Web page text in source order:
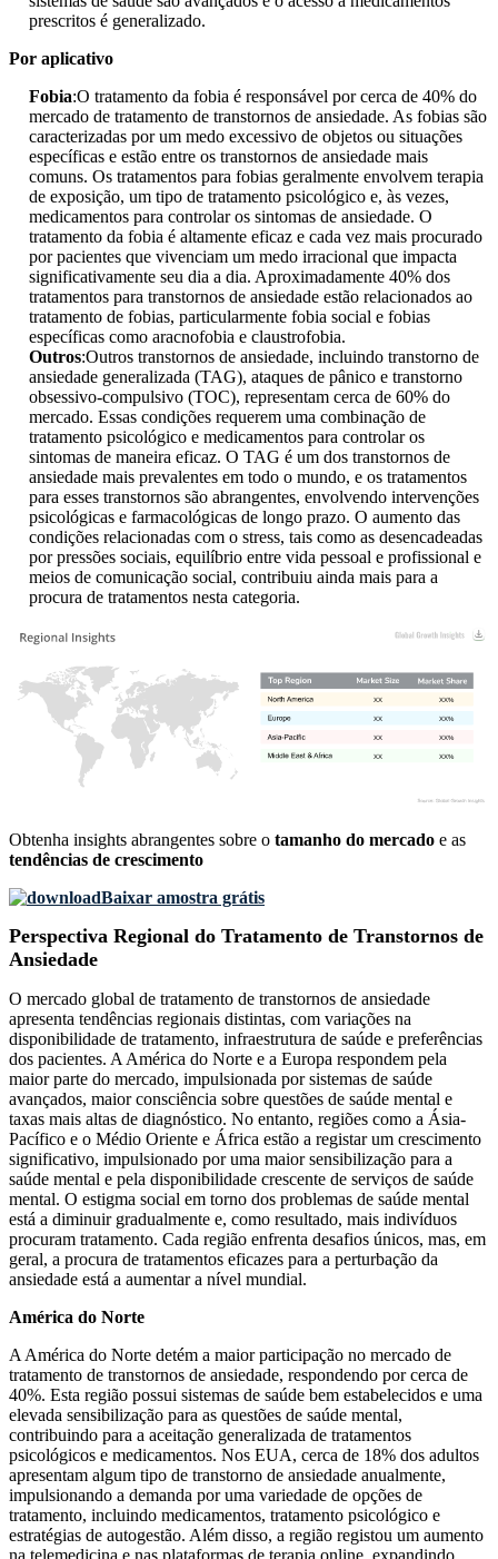
prescritos é generalizado.
Por aplicativo
Fobia:O tratamento da fobia é responsável por cerca de 40% do
mercado de tratamento de transtornos de ansiedade. As fobias são
caracterizadas por um medo excessivo de objetos ou situações
específicas e estão entre os transtornos de ansiedade mais
comuns. Os tratamentos para fobias geralmente envolvem terapia
de exposição, um tipo de tratamento psicológico e, às vezes,
medicamentos para controlar os sintomas de ansiedade. O
tratamento da fobia é altamente eficaz e cada vez mais procurado
por pacientes que vivenciam um medo irracional que impacta
significativamente seu dia a dia. Aproximadamente 40% dos
tratamentos para transtornos de ansiedade estão relacionados ao
tratamento de fobias, particularmente fobia social e fobias
específicas como aracnofobia e claustrofobia.
Outros:Outros transtornos de ansiedade, incluindo transtorno de
ansiedade generalizada (TAG), ataques de pânico e transtorno
obsessivo-compulsivo (TOC), representam cerca de 60% do
mercado. Essas condições requerem uma combinação de
tratamento psicológico e medicamentos para controlar os
sintomas de maneira eficaz. O TAG é um dos transtornos de
ansiedade mais prevalentes em todo o mundo, e os tratamentos
para esses transtornos são abrangentes, envolvendo intervenções
psicológicas e farmacológicas de longo prazo. O aumento das
condições relacionadas com o stress, tais como as desencadeadas
por pressões sociais, equilíbrio entre vida pessoal e profissional e
meios de comunicação social, contribuiu ainda mais para a
procura de tratamentos nesta categoria.
XX%
XX
XX%
XX
XX%
XX
XX%
XX
Obtenha insights abrangentes sobre o tamanho do mercado e as
tendências de crescimento
Baixar amostra grátis
Perspectiva Regional do Tratamento de Transtornos de
Ansiedade
O mercado global de tratamento de transtornos de ansiedade
apresenta tendências regionais distintas, com variações na
disponibilidade de tratamento, infraestrutura de saúde e preferências
dos pacientes. A América do Norte e a Europa respondem pela
maior parte do mercado, impulsionada por sistemas de saúde
avançados, maior consciência sobre questões de saúde mental e
taxas mais altas de diagnóstico. No entanto, regiões como a Ásia-
Pacífico e o Médio Oriente e África estão a registar um crescimento
significativo, impulsionado por uma maior sensibilização para a
saúde mental e pela disponibilidade crescente de serviços de saúde
mental. O estigma social em torno dos problemas de saúde mental
está a diminuir gradualmente e, como resultado, mais indivíduos
procuram tratamento. Cada região enfrenta desafios únicos, mas, em
geral, a procura de tratamentos eficazes para a perturbação da
ansiedade está a aumentar a nível mundial.
América do Norte
A América do Norte detém a maior participação no mercado de
tratamento de transtornos de ansiedade, respondendo por cerca de
40%. Esta região possui sistemas de saúde bem estabelecidos e uma
elevada sensibilização para as questões de saúde mental,
contribuindo para a aceitação generalizada de tratamentos
psicológicos e medicamentos. Nos EUA, cerca de 18% dos adultos
apresentam algum tipo de transtorno de ansiedade anualmente,
impulsionando a demanda por uma variedade de opções de
tratamento, incluindo medicamentos, tratamento psicológico e
estratégias de autogestão. Além disso, a região registou um aumento
na telemedicina e nas plataformas de terapia online, expandindo